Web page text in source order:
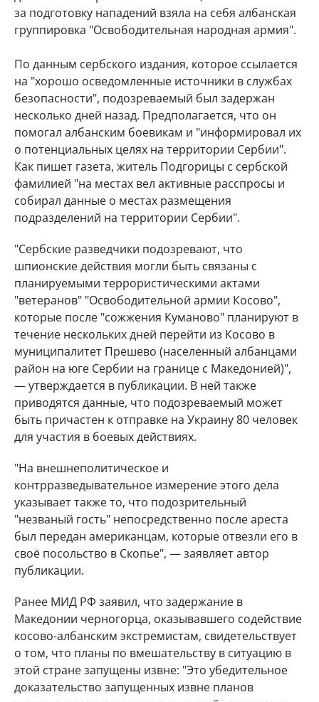
за подготовку нападений взяла на себя албанская
группировка "Освободительная народная армия".
По данным сербского издания, которое ссылается
на "хорошо осведомленные источники в службах
безопасности", подозреваемый был задержан
несколько дней назад. Предполагается, что он
помогал албанским боевикам и "информировал их
о потенциальных целях на территории Сербии".
Как пишет газета, житель Подгорицы с сербской
фамилией "на местах вел активные расспросы и
собирал данные о местах размещения
подразделений на территории Сербии".
"Сербские разведчики подозревают, что
шпионские действия могли быть связаны с
планируемыми террористическими актами
"ветеранов" "Освободительной армии Косово",
которые после "сожжения Куманово" планируют в
течение нескольких дней перейти из Косово в
муниципалитет Прешево (населенный албанцами
район на юге Сербии на границе с Македонией)",
— утверждается в публикации. В ней также
приводятся данные, что подозреваемый может
быть причастен к отправке на Украину 80 человек
для участия в боевых действиях.
"На внешнеполитическое и
контрразведывательное измерение этого дела
указывает также то, что подозрительный
"незваный гость" непосредственно после ареста
был передан американцам, которые отвезли его в
своё посольство в Скопье", — заявляет автор
публикации.
Ранее МИД РФ заявил, что задержание в
Македонии черногорца, оказывавшего содействие
косово-албанским экстремистам, свидетельствует
о том, что планы по вмешательству в ситуацию в
этой стране запущены извне: "Это убедительное
доказательство запущенных извне планов